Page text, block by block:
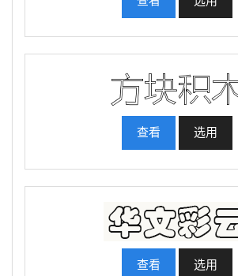
查看 选用
查看 选用